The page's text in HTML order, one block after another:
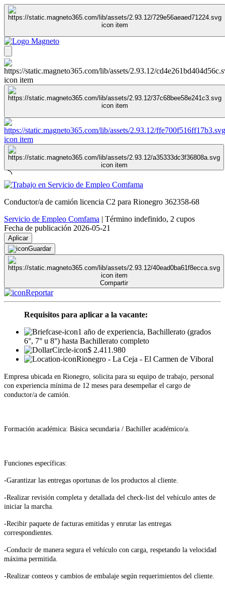
Conductor/a de camión licencia C2 para Rionegro 362358-68
Servicio de Empleo Comfama | Término indefinido, 2 cupos
Fecha de publicación 2026-05-21
Aplicar
Guardar
Compartir
Reportar
Requisitos para aplicar a la vacante:
1 año de experiencia, Bachillerato (grados
6°, 7° u 8°) hasta Bachillerato completo
$ 2.411.980
Rionegro - La Ceja - El Carmen de Viboral
Empresa ubicada en Rionegro, solicita para su equipo de trabajo, personal
con experiencia mínima de 12 meses para desempeñar el cargo de
conductor/a de camión.
Formación académica: Básica secundaria / Bachiller académico/a.
Funciones específicas:
-Garantizar las entregas oportunas de los productos al cliente.
-Realizar revisión completa y detallada del check-list del vehículo antes de
iniciar la marcha.
-Recibir paquete de facturas emitidas y enrutar las entregas
correspondientes.
-Conducir de manera segura el vehículo con carga, respetando la velocidad
máxima permitida.
-Realizar conteos y cambios de embalaje según requerimientos del cliente.